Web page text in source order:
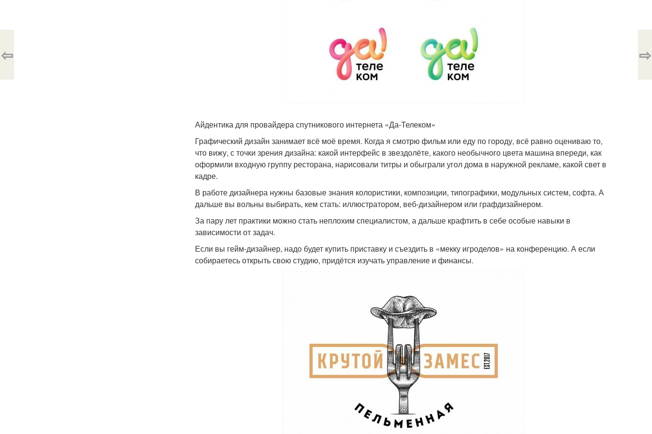
Айдентика для провайдера спутникового интернета «Да-Телеком»
Графический дизайн занимает всё моё время. Когда я смотрю фильм или еду по городу, всё равно оцениваю то,
что вижу, с точки зрения дизайна: какой интерфейс в звездолёте, какого необычного цвета машина впереди, как
оформили входную группу ресторана, нарисовали титры и обыграли угол дома в наружной рекламе, какой свет в
кадре.
В работе дизайнера нужны базовые знания колористики, композиции, типографики, модульных систем, софта. А
дальше вы вольны выбирать, кем стать: иллюстратором, веб-дизайнером или графдизайнером.
За пару лет практики можно стать неплохим специалистом, а дальше крафтить в себе особые навыки в
зависимости от задач.
Если вы гейм-дизайнер, надо будет купить приставку и съездить в «мекку игроделов» на конференцию. А если
собираетесь открыть свою студию, придётся изучать управление и финансы.
⇦ ⇨